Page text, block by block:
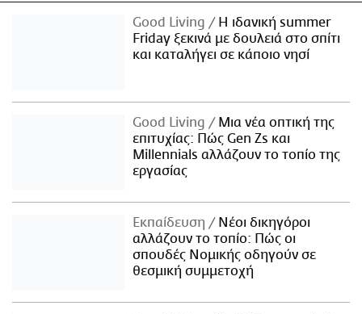
Good Living
Η ιδανική summer
Friday ξεκινά με δουλειά στο σπίτι
και καταλήγει σε κάποιο νησί
Good Living
Μια νέα οπτική της
επιτυχίας: Πώς Gen Zs και
Millennials αλλάζουν το τοπίο της
εργασίας
Εκπαίδευση
Νέοι δικηγόροι
αλλάζουν το τοπίο: Πώς οι
σπουδές Νομικής οδηγούν σε
θεσμική συμμετοχή